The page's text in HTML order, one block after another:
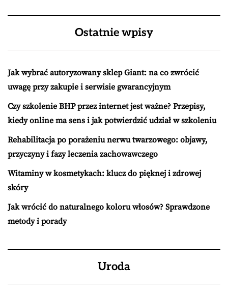
Ostatnie wpisy
Jak wybrać autoryzowany sklep Giant: na co zwrócić
uwagę przy zakupie i serwisie gwarancyjnym
Czy szkolenie BHP przez internet jest ważne? Przepisy,
kiedy online ma sens i jak potwierdzić udział w szkoleniu
Rehabilitacja po porażeniu nerwu twarzowego: objawy,
przyczyny i fazy leczenia zachowawczego
Witaminy w kosmetykach: klucz do pięknej i zdrowej
skóry
Jak wrócić do naturalnego koloru włosów? Sprawdzone
metody i porady
Uroda